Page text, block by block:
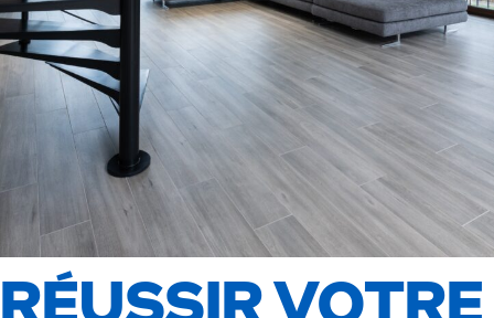
RÉUSSIR VOTRE